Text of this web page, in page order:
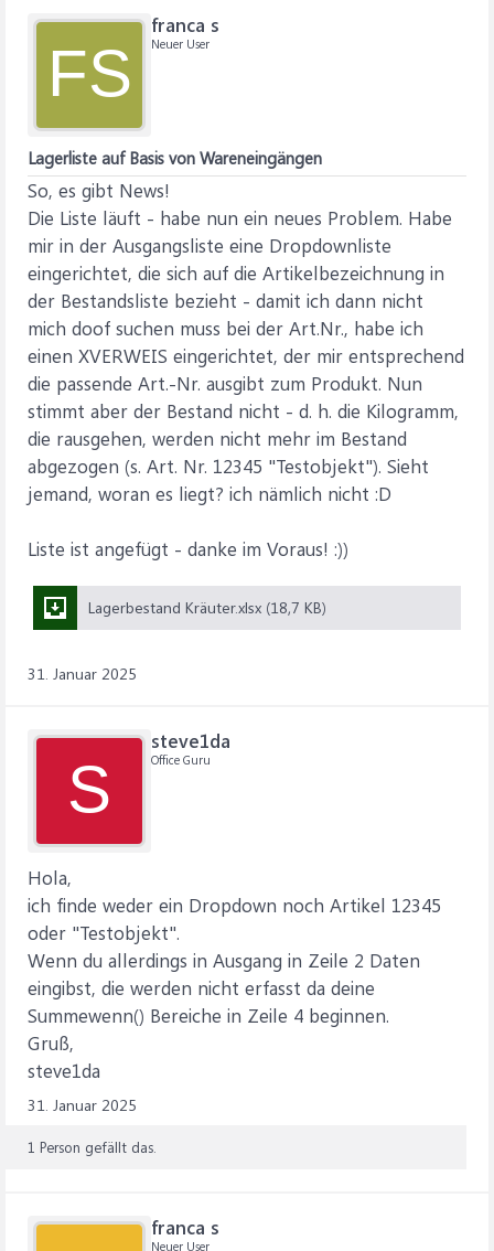
FS
franca s
Neuer User
Lagerliste auf Basis von Wareneingängen
So, es gibt News!
Die Liste läuft - habe nun ein neues Problem. Habe
mir in der Ausgangsliste eine Dropdownliste
eingerichtet, die sich auf die Artikelbezeichnung in
der Bestandsliste bezieht - damit ich dann nicht
mich doof suchen muss bei der Art.Nr., habe ich
einen XVERWEIS eingerichtet, der mir entsprechend
die passende Art.-Nr. ausgibt zum Produkt. Nun
stimmt aber der Bestand nicht - d. h. die Kilogramm,
die rausgehen, werden nicht mehr im Bestand
abgezogen (s. Art. Nr. 12345 "Testobjekt"). Sieht
jemand, woran es liegt? ich nämlich nicht :D
Liste ist angefügt - danke im Voraus! :))
Lagerbestand Kräuter.xlsx (18,7 KB)
31. Januar 2025
S
steve1da
Office Guru
Hola,
ich finde weder ein Dropdown noch Artikel 12345
oder "Testobjekt".
Wenn du allerdings in Ausgang in Zeile 2 Daten
eingibst, die werden nicht erfasst da deine
Summewenn() Bereiche in Zeile 4 beginnen.
Gruß,
steve1da
31. Januar 2025
1 Person gefällt das.
franca s
Neuer User